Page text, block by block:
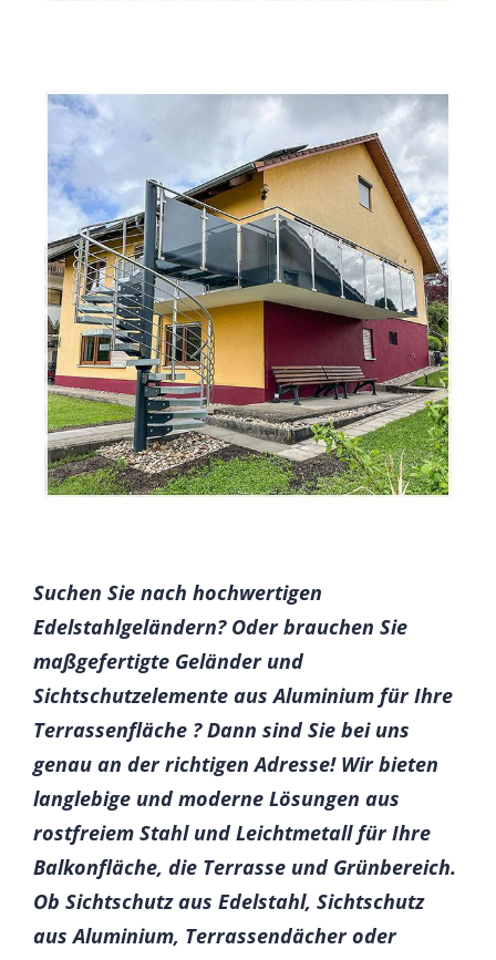
Suchen Sie nach hochwertigen
Edelstahlgeländern? Oder brauchen Sie
maßgefertigte Geländer und
Sichtschutzelemente aus Aluminium für Ihre
Terrassenfläche ? Dann sind Sie bei uns
genau an der richtigen Adresse! Wir bieten
langlebige und moderne Lösungen aus
rostfreiem Stahl und Leichtmetall für Ihre
Balkonfläche, die Terrasse und Grünbereich.
Ob Sichtschutz aus Edelstahl, Sichtschutz
aus Aluminium, Terrassendächer oder